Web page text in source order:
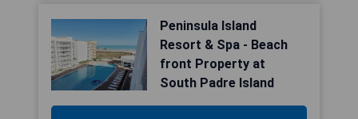
Peninsula Island
Resort & Spa - Beach
front Property at
South Padre Island